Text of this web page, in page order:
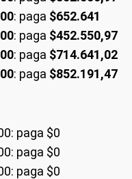
: paga $652.641
: paga $452.550,97
: paga $714.641,02
: paga $852.191,47
paga $0
paga $0
paga $0